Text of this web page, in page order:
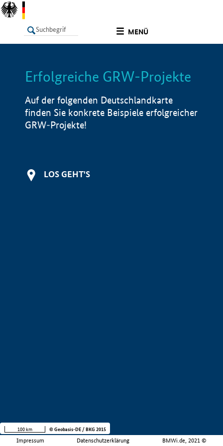
MENÜ
LISTE Info
Erfolgreiche GRW-Projekte
Auf der folgenden Deutschlandkarte
finden Sie konkrete Beispiele erfolgreicher
GRW-Projekte!
LOS GEHT'S
Impressum Datenschutzerklärung BMWi.de, 2021 ©
100 km © Geobasis-DE / BKG 2015